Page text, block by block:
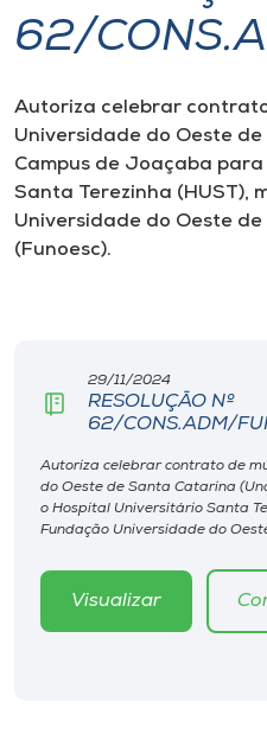
I.nova
Diplomados
Cultura
CPA
Editora
Rádio
Unoesc
62/
Autoriza celebrar
Universidade do Oeste
Campus de Joaçaba
Santa Terezinha (HUST),
Universidade do Oeste
(Funoesc).
29/11/2024
RESOLUÇÃO Nº
62/CONS.ADM/
Autoriza celebrar contrato de
do Oeste de Santa Catarina
o Hospital Universitário Santa
Fundação Universidade do
Visualizar